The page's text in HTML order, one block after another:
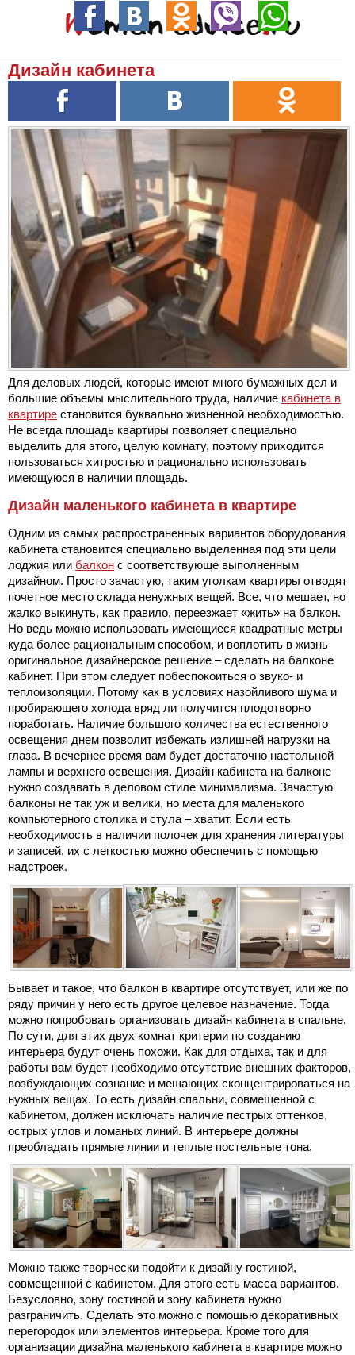
Дизайн кабинета
Для деловых людей, которые имеют много бумажных дел и
большие объемы мыслительного труда, наличие кабинета в
квартире становится буквально жизненной необходимостью.
Не всегда площадь квартиры позволяет специально
выделить для этого, целую комнату, поэтому приходится
пользоваться хитростью и рационально использовать
имеющуюся в наличии площадь.
Дизайн маленького кабинета в квартире
Одним из самых распространенных вариантов оборудования
кабинета становится специально выделенная под эти цели
лоджия или балкон с соответствующе выполненным
дизайном. Просто зачастую, таким уголкам квартиры отводят
почетное место склада ненужных вещей. Все, что мешает, но
жалко выкинуть, как правило, переезжает «жить» на балкон.
Но ведь можно использовать имеющиеся квадратные метры
куда более рациональным способом, и воплотить в жизнь
оригинальное дизайнерское решение – сделать на балконе
кабинет. При этом следует побеспокоиться о звуко- и
теплоизоляции. Потому как в условиях назойливого шума и
пробирающего холода вряд ли получится плодотворно
поработать. Наличие большого количества естественного
освещения днем позволит избежать излишней нагрузки на
глаза. В вечернее время вам будет достаточно настольной
лампы и верхнего освещения. Дизайн кабинета на балконе
нужно создавать в деловом стиле минимализма. Зачастую
балконы не так уж и велики, но места для маленького
компьютерного столика и стула – хватит. Если есть
необходимость в наличии полочек для хранения литературы
и записей, их с легкостью можно обеспечить с помощью
надстроек.
Бывает и такое, что балкон в квартире отсутствует, или же по
ряду причин у него есть другое целевое назначение. Тогда
можно попробовать организовать дизайн кабинета в спальне.
По сути, для этих двух комнат критерии по созданию
интерьера будут очень похожи. Как для отдыха, так и для
работы вам будет необходимо отсутствие внешних факторов,
возбуждающих сознание и мешающих сконцентрироваться на
нужных вещах. То есть дизайн спальни, совмещенной с
кабинетом, должен исключать наличие пестрых оттенков,
острых углов и ломаных линий. В интерьере должны
преобладать прямые линии и теплые постельные тона.
Можно также творчески подойти к дизайну гостиной,
совмещенной с кабинетом. Для этого есть масса вариантов.
Безусловно, зону гостиной и зону кабинета нужно
разграничить. Сделать это можно с помощью декоративных
перегородок или элементов интерьера. Кроме того для
организации дизайна маленького кабинета в квартире можно